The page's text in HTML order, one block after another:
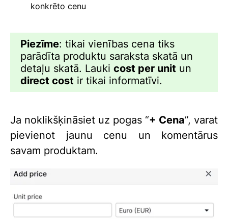
konkrēto cenu
Piezīme: tikai vienības cena tiks
parādīta produktu saraksta skatā un
detaļu skatā. Lauki cost per unit un
direct cost ir tikai informatīvi.
Ja noklikšķināsiet uz pogas “+ Cena”, varat
pievienot jaunu cenu un komentārus
savam produktam.